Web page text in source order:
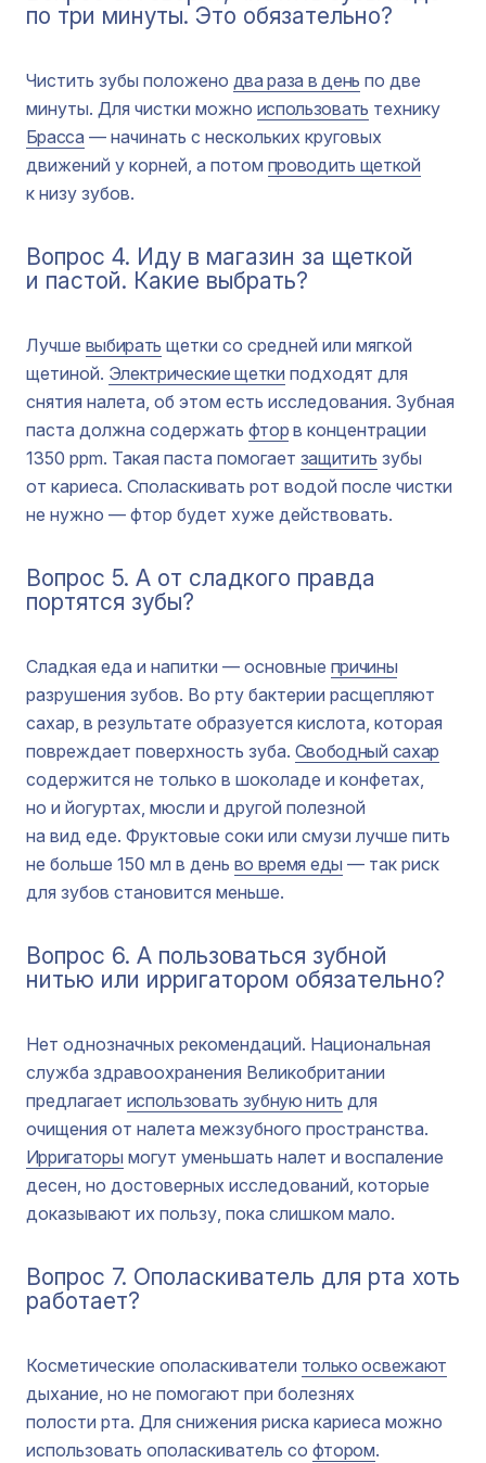
по три минуты. Это обязательно?
Чистить зубы положено два раза в день по две
минуты. Для чистки можно использовать технику
Брасса — начинать с нескольких круговых
движений у корней, а потом проводить щеткой
к низу зубов.
Вопрос 4. Иду в магазин за щеткой
и пастой. Какие выбрать?
Лучше выбирать щетки со средней или мягкой
щетиной. Электрические щетки подходят для
снятия налета, об этом есть исследования. Зубная
паста должна содержать фтор в концентрации
1350 ppm. Такая паста помогает защитить зубы
от кариеса. Споласкивать рот водой после чистки
не нужно — фтор будет хуже действовать.
Вопрос 5. А от сладкого правда
портятся зубы?
Сладкая еда и напитки — основные причины
разрушения зубов. Во рту бактерии расщепляют
сахар, в результате образуется кислота, которая
повреждает поверхность зуба. Свободный сахар
содержится не только в шоколаде и конфетах,
но и йогуртах, мюсли и другой полезной
на вид еде. Фруктовые соки или смузи лучше пить
не больше 150 мл в день во время еды — так риск
для зубов становится меньше.
Вопрос 6. А пользоваться зубной
нитью или ирригатором обязательно?
Нет однозначных рекомендаций. Национальная
служба здравоохранения Великобритании
предлагает использовать зубную нить для
очищения от налета межзубного пространства.
Ирригаторы могут уменьшать налет и воспаление
десен, но достоверных исследований, которые
доказывают их пользу, пока слишком мало.
Вопрос 7. Ополаскиватель для рта хоть
работает?
Косметические ополаскиватели только освежают
дыхание, но не помогают при болезнях
полости рта. Для снижения риска кариеса можно
использовать ополаскиватель со фтором.